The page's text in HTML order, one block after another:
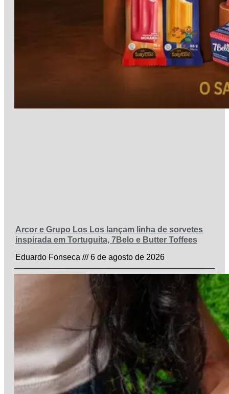
Arcor e Grupo Los Los lançam linha de sorvetes
inspirada em Tortuguita, 7Belo e Butter Toffees
Eduardo Fonseca
6 de agosto de 2026